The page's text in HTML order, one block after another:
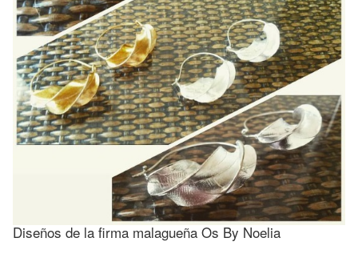
Diseños de la firma malagueña Os By Noelia